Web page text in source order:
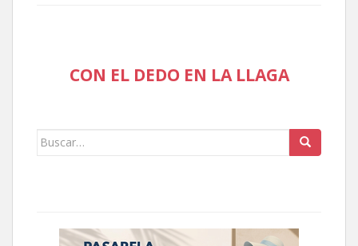
CON EL DEDO EN LA LLAGA
Buscar: